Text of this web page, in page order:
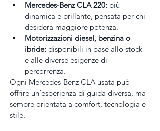
Mercedes-Benz CLA 220: più
dinamica e brillante, pensata per chi
desidera maggiore potenza.
Motorizzazioni diesel, benzina o
ibride: disponibili in base allo stock
e alle diverse esigenze di
percorrenza.
Ogni Mercedes-Benz CLA usata può
offrire un’esperienza di guida diversa, ma
sempre orientata a comfort, tecnologia e
stile.